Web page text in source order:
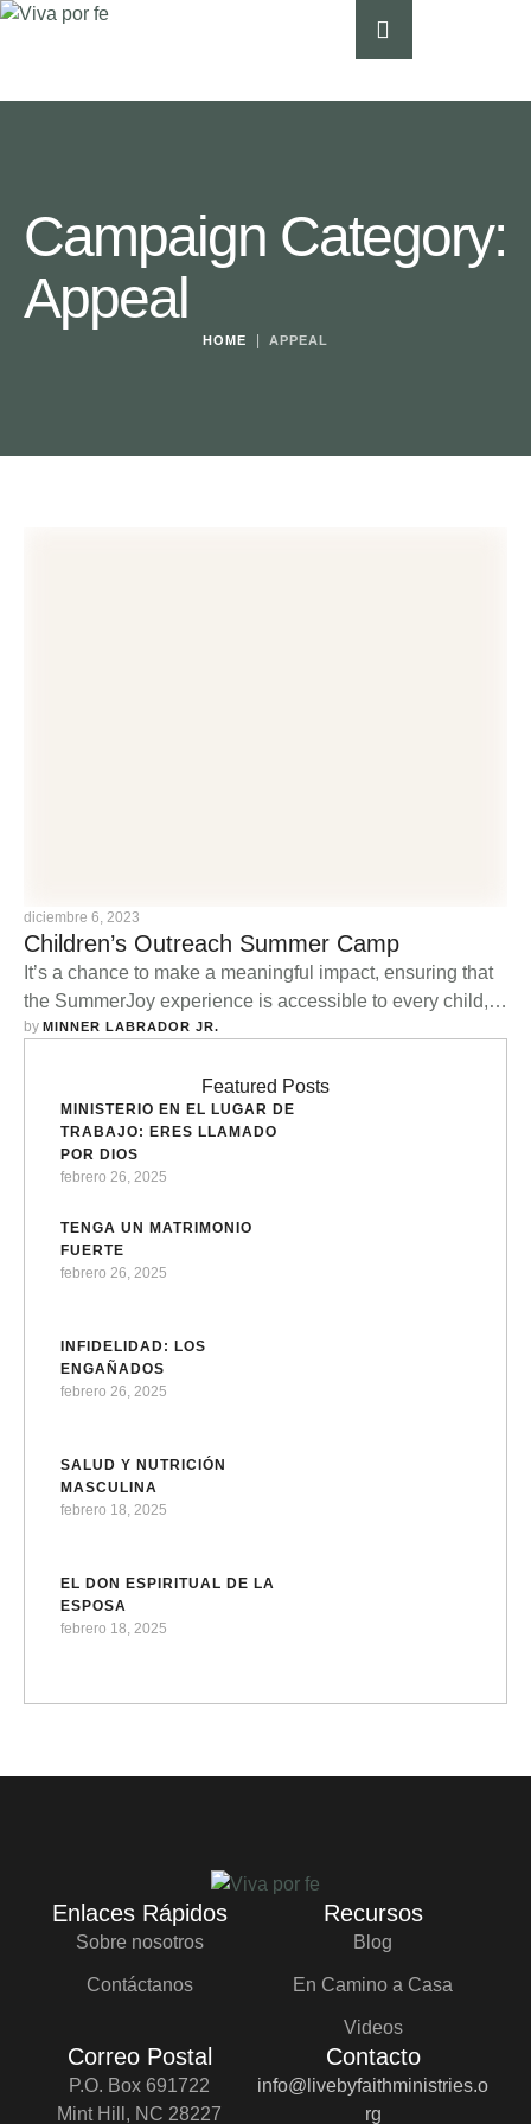
Campaign Category:
Appeal
HOME | APPEAL
diciembre 6, 2023
Children’s Outreach Summer Camp
It’s a chance to make a meaningful impact, ensuring that
the SummerJoy experience is accessible to every child,
regardless of their background or financial circumstances.
by MINNER LABRADOR JR.
Featured Posts
MINISTERIO EN EL LUGAR DE
TRABAJO: ERES LLAMADO
POR DIOS
febrero 26, 2025
TENGA UN MATRIMONIO
FUERTE
febrero 26, 2025
INFIDELIDAD: LOS
ENGAÑADOS
febrero 26, 2025
SALUD Y NUTRICIÓN
MASCULINA
febrero 18, 2025
EL DON ESPIRITUAL DE LA
ESPOSA
febrero 18, 2025
Enlaces Rápidos
Sobre nosotros
Contáctanos
Recursos
Blog
En Camino a Casa
Videos
Correo Postal
P.O. Box 691722
Mint Hill, NC 28227
Contacto
info@livebyfaithministries.o
rg